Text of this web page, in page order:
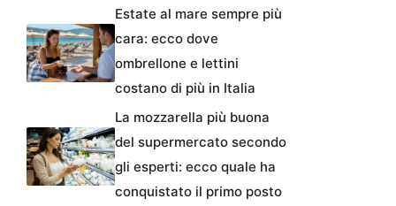
Estate al mare sempre più
cara: ecco dove
ombrellone e lettini
costano di più in Italia
La mozzarella più buona
del supermercato secondo
gli esperti: ecco quale ha
conquistato il primo posto